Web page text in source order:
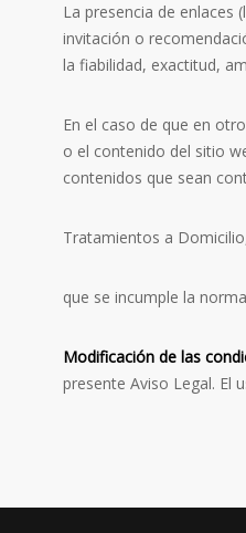
La presencia de enlaces
invitación o
la fiabilidad, exactitud,
En el caso de que en
o el contenido del sitio
contenidos que sean
Tratamientos a
que se incumple la
Modificación de las
presente Aviso Legal. El